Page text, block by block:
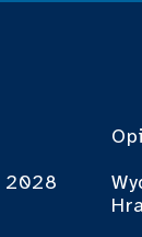
2028